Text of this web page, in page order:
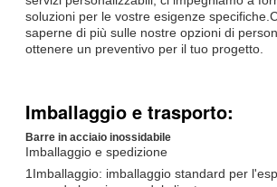
soluzioni per le vostre esigenze
saperne di più sulle nostre opzioni di
ottenere un preventivo per il tuo progetto.
Imballaggio e trasporto:
Barre in acciaio inossidabile
Imballaggio e spedizione
1Imballaggio: imballaggio standard per